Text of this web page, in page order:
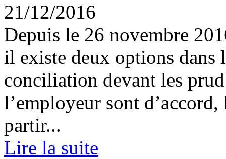
21/12/2016
Depuis le 26 novembre
il existe deux options dans
conciliation devant les
l’employeur sont
partir...
Lire la suite